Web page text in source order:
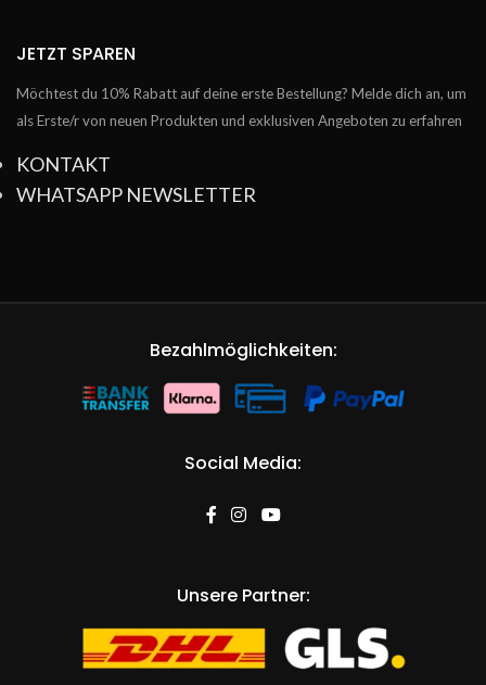
JETZT SPAREN
Möchtest du 10% Rabatt auf deine erste Bestellung? Melde dich an, um
als Erste/r von neuen Produkten und exklusiven Angeboten zu erfahren
KONTAKT
WHATSAPP NEWSLETTER
Bezahlmöglichkeiten:
Social Media:
Unsere Partner: